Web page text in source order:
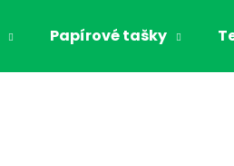
Papírové tašky